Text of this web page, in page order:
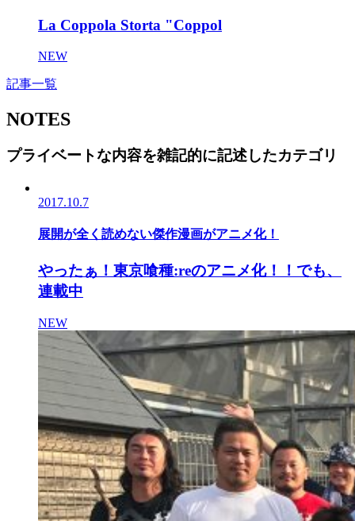
La Coppola Storta "Coppol
NEW
記事一覧
NOTES
プライベートな内容を雑記的に記述したカテゴリ
2017.10.7
展開が全く読めない傑作漫画がアニメ化！
やったぁ！東京喰種:reのアニメ化！！でも、
連載中
NEW